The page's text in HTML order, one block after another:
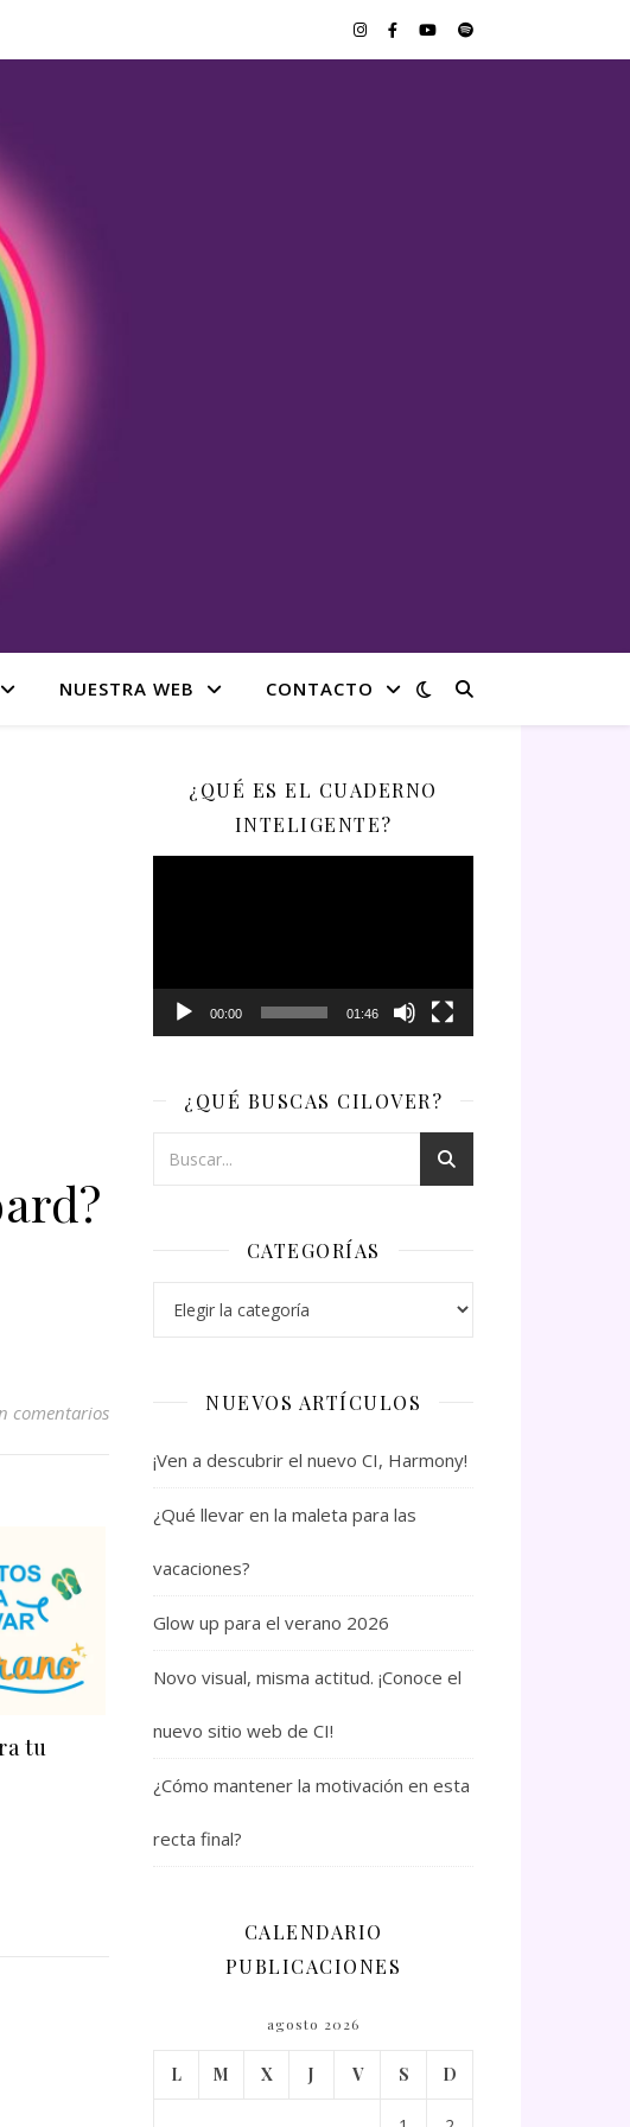
NUESTRA WEB CONTACTO
comentarios
tu
¿QUÉ ES EL CUADERNO
INTELIGENTE?
00:00 01:46
¿QUÉ BUSCAS CILOVER?
CATEGORÍAS
NUEVOS ARTÍCULOS
¡Ven a descubrir el nuevo CI, Harmony!
¿Qué llevar en la maleta para las
vacaciones?
Glow up para el verano 2026
Novo visual, misma actitud. ¡Conoce el
nuevo sitio web de CI!
¿Cómo mantener la motivación en esta
recta final?
CALENDARIO
PUBLICACIONES
agosto 2026
L M X J V S D